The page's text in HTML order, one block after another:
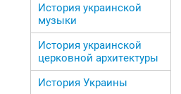
История украинской
музыки
История украинской
церковной архитектуры
История Украины